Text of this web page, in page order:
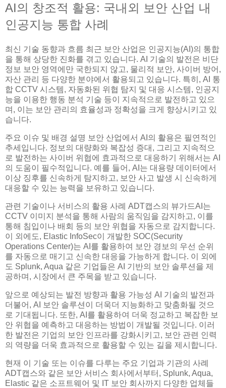
AI의 창조적 활용: 국내외 보안 산업 내
인공지능 통합 사례
최신 기술 동향과 흐름 최근 보안 산업은 인공지능(AI)의 통합
을 통해 상당한 진화를 겪고 있습니다. AI 기술의 발전은 비단
정보 보안 영역에만 국한되지 않고, 물리적 보안, 사이버 방어,
자산 관리 등 다양한 분야에서 활용되고 있습니다. 특히, AI 통
합 CCTV 시스템, 자동화된 위협 탐지 및 대응 시스템, 인공지
능을 이용한 행동 분석 기술 등이 지속적으로 발전하고 있으
며, 이는 보안 관리의 효율성과 정확성을 크게 향상시키고 있
습니다.
주요 이슈 및 배경 설명 보안 산업에서 AI의 활용은 필연적인
추세입니다. 정보의 대량화와 복잡성 증대, 그리고 지속적으
로 발전하는 사이버 위협에 효과적으로 대응하기 위해서는 AI
의 도움이 필수적입니다. 예를 들어, AI는 대용량 데이터에서
이상 징후를 신속하게 탐지하고, 보안 사고 발생 시 신속하게
대응할 수 있는 능력을 보유하고 있습니다.
관련 기술이나 서비스의 활용 사례 ADT캡스의 뷰가드AI는
CCTV 이미지 분석을 통해 사람의 움직임을 감지하고, 이를
통해 침입이나 배회 등의 보안 위협을 자동으로 감지합니다.
이 외에도, Elastic InfoSec이 개발한 SOC(Security
Operations Center)는 AI를 활용하여 보안 경보의 우선 순위
를 자동으로 매기고 신속한 대응을 가능하게 합니다. 이 외에
도 Splunk, Aqua 같은 기업들은 AI 기반의 보안 솔루션을 제
공하며, 시장에서 큰 주목을 받고 있습니다.
앞으로 예상되는 발전 방향과 활용 가능성 AI 기술의 발전과
더불어, AI 보안 솔루션이 더욱더 지능화하고 맞춤화될 것으
로 기대됩니다. 또한, AI를 활용하여 더욱 정교하고 복잡한 보
안 위협을 예측하고 대응하는 방법이 개발될 것입니다. 이러
한 발전은 기업의 보안 인프라를 강화시키고, 보안 관련 인력
의 역량을 더욱 효과적으로 활용할 수 있는 길을 제시합니다.
현재 이 기술 또는 이슈를 다루는 주요 기업과 기관의 사례
ADT캡스와 같은 보안 서비스 회사에서부터, Splunk, Aqua,
Elastic 같은 소프트웨어 및 IT 보안 회사까지 다양한 업체들